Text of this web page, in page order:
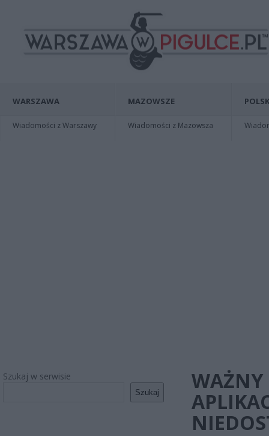
WARSZAWA
Wiadomości z Warszawy
MAZOWSZE
Wiadomości z Mazowsza
Szukaj w serwisie
Szukaj